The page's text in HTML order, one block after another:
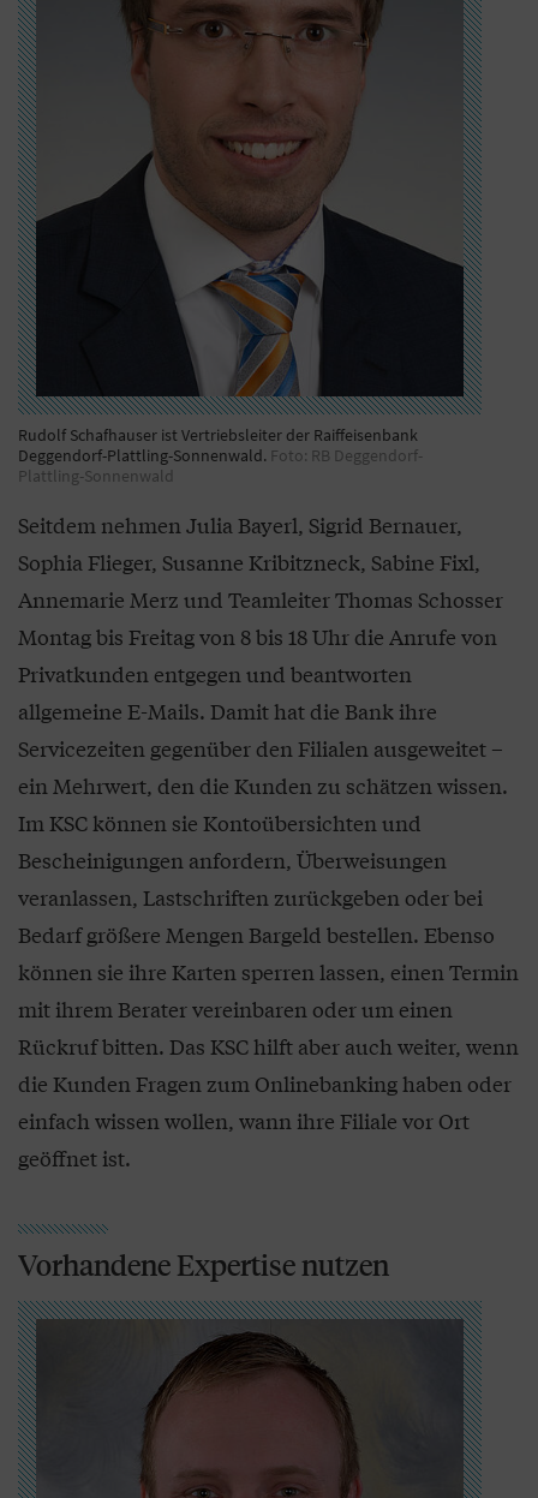
Rudolf Schafhauser ist Vertriebsleiter der Raiffeisenbank
Deggendorf-Plattling-Sonnenwald. Foto: RB Deggendorf-
Plattling-Sonnenwald
Seitdem nehmen Julia Bayerl, Sigrid Bernauer,
Sophia Flieger, Susanne Kribitzneck, Sabine Fixl,
Annemarie Merz und Teamleiter Thomas Schosser
Montag bis Freitag von 8 bis 18 Uhr die Anrufe von
Privatkunden entgegen und beantworten
allgemeine E-Mails. Damit hat die Bank ihre
Servicezeiten gegenüber den Filialen ausgeweitet –
ein Mehrwert, den die Kunden zu schätzen wissen.
Im KSC können sie Kontoübersichten und
Bescheinigungen anfordern, Überweisungen
veranlassen, Lastschriften zurückgeben oder bei
Bedarf größere Mengen Bargeld bestellen. Ebenso
können sie ihre Karten sperren lassen, einen Termin
mit ihrem Berater vereinbaren oder um einen
Rückruf bitten. Das KSC hilft aber auch weiter, wenn
die Kunden Fragen zum Onlinebanking haben oder
einfach wissen wollen, wann ihre Filiale vor Ort
geöffnet ist.
Vorhandene Expertise nutzen